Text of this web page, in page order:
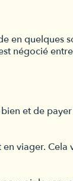
en quelques
négocié
et de
viager. Cela